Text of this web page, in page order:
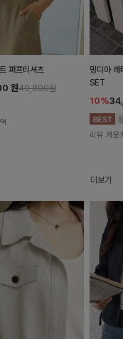
퍼프티셔츠
원49,800원
밍디아 레
SET
10%
리뷰 카운
더보기